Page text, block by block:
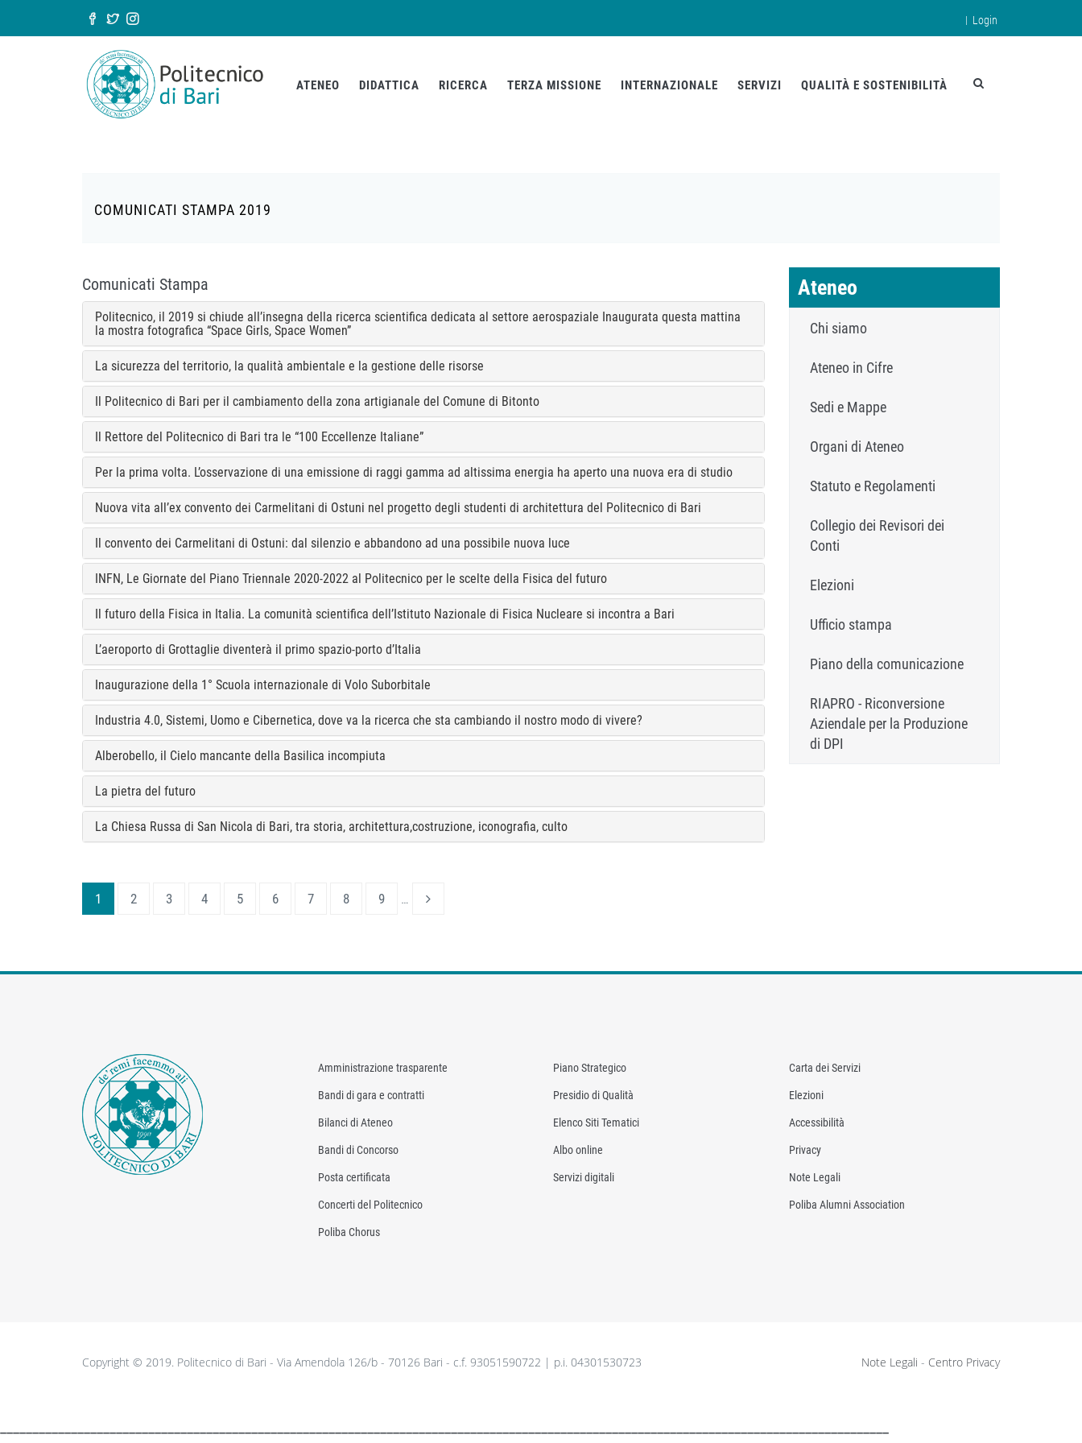
Salta al contenuto principale
| Login
Form di ricerca
ATENEO DIDATTICA RICERCA TERZA MISSIONE INTERNAZIONALE SERVIZI QUALITÀ E SOSTENIBILITÀ
COMUNICATI STAMPA 2019
Comunicati Stampa
Politecnico, il 2019 si chiude all’insegna della ricerca scientifica dedicata al settore aerospaziale Inaugurata questa mattina
la mostra fotografica “Space Girls, Space Women”
La sicurezza del territorio, la qualità ambientale e la gestione delle risorse
Il Politecnico di Bari per il cambiamento della zona artigianale del Comune di Bitonto
Il Rettore del Politecnico di Bari tra le “100 Eccellenze Italiane”
Per la prima volta. L’osservazione di una emissione di raggi gamma ad altissima energia ha aperto una nuova era di studio
Nuova vita all’ex convento dei Carmelitani di Ostuni nel progetto degli studenti di architettura del Politecnico di Bari
Il convento dei Carmelitani di Ostuni: dal silenzio e abbandono ad una possibile nuova luce
INFN, Le Giornate del Piano Triennale 2020-2022 al Politecnico per le scelte della Fisica del futuro
Il futuro della Fisica in Italia. La comunità scientifica dell’Istituto Nazionale di Fisica Nucleare si incontra a Bari
L’aeroporto di Grottaglie diventerà il primo spazio-porto d’Italia
Inaugurazione della 1° Scuola internazionale di Volo Suborbitale
Industria 4.0, Sistemi, Uomo e Cibernetica, dove va la ricerca che sta cambiando il nostro modo di vivere?
Alberobello, il Cielo mancante della Basilica incompiuta
La pietra del futuro
La Chiesa Russa di San Nicola di Bari, tra storia, architettura,costruzione, iconografia, culto
1 2 3 4 5 6 7 8 9 …
Ateneo
Chi siamo
Ateneo in Cifre
Sedi e Mappe
Organi di Ateneo
Statuto e Regolamenti
Collegio dei Revisori dei
Conti
Elezioni
Ufficio stampa
Piano della comunicazione
RIAPRO - Riconversione
Aziendale per la Produzione
di DPI
Amministrazione trasparente
Bandi di gara e contratti
Bilanci di Ateneo
Bandi di Concorso
Posta certificata
Concerti del Politecnico
Poliba Chorus
Piano Strategico
Presidio di Qualità
Elenco Siti Tematici
Albo online
Servizi digitali
Carta dei Servizi
Elezioni
Accessibilità
Privacy
Note Legali
Poliba Alumni Association
Copyright © 2019. Politecnico di Bari - Via Amendola 126/b - 70126 Bari - c.f. 93051590722 | p.i. 04301530723 Note Legali - Centro Privacy